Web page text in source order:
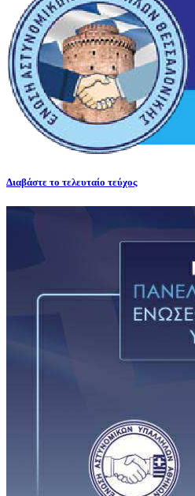
Διαβάστε το τελευταίο τεύχος